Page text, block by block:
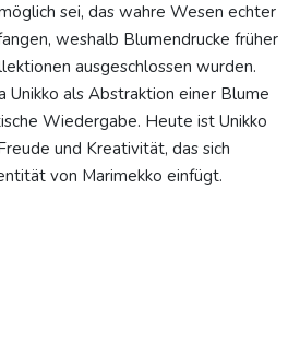
sei, das wahre Wesen echter
weshalb Blumendrucke früher
ausgeschlossen wurden.
Unikko als Abstraktion einer Blume
Wiedergabe. Heute ist Unikko
und Kreativität, das sich
von Marimekko einfügt.